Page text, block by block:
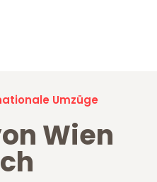
Umzüge
Wien